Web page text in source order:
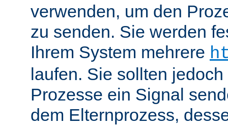
verwenden, um den
zu senden. Sie werden
Ihrem System mehrere
laufen. Sie sollten
Prozesse ein Signal
dem Elternprozess,